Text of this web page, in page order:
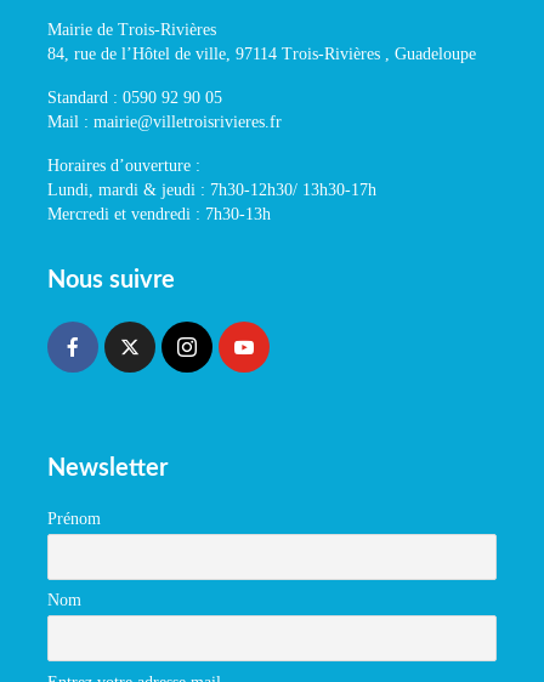
Mairie de Trois-Rivières
84, rue de l’Hôtel de ville, 97114 Trois-Rivières , Guadeloupe
Standard : 0590 92 90 05
Mail : mairie@villetroisrivieres.fr
Horaires d’ouverture :
Lundi, mardi & jeudi : 7h30-12h30/ 13h30-17h
Mercredi et vendredi : 7h30-13h
Nous suivre
Newsletter
Prénom
Nom